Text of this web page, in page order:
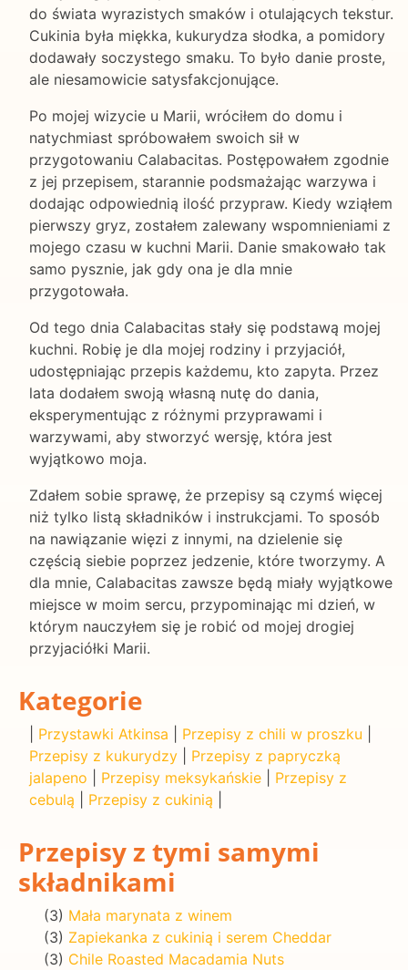
do świata wyrazistych smaków i otulających tekstur.
Cukinia była miękka, kukurydza słodka, a pomidory
dodawały soczystego smaku. To było danie proste,
ale niesamowicie satysfakcjonujące.
Po mojej wizycie u Marii, wróciłem do domu i
natychmiast spróbowałem swoich sił w
przygotowaniu Calabacitas. Postępowałem zgodnie
z jej przepisem, starannie podsmażając warzywa i
dodając odpowiednią ilość przypraw. Kiedy wziąłem
pierwszy gryz, zostałem zalewany wspomnieniami z
mojego czasu w kuchni Marii. Danie smakowało tak
samo pysznie, jak gdy ona je dla mnie
przygotowała.
Od tego dnia Calabacitas stały się podstawą mojej
kuchni. Robię je dla mojej rodziny i przyjaciół,
udostępniając przepis każdemu, kto zapyta. Przez
lata dodałem swoją własną nutę do dania,
eksperymentując z różnymi przyprawami i
warzywami, aby stworzyć wersję, która jest
wyjątkowo moja.
Zdałem sobie sprawę, że przepisy są czymś więcej
niż tylko listą składników i instrukcjami. To sposób
na nawiązanie więzi z innymi, na dzielenie się
częścią siebie poprzez jedzenie, które tworzymy. A
dla mnie, Calabacitas zawsze będą miały wyjątkowe
miejsce w moim sercu, przypominając mi dzień, w
którym nauczyłem się je robić od mojej drogiej
przyjaciółki Marii.
Kategorie
Przystawki Atkinsa Przepisy z chili w proszku
Przepisy z kukurydzy
Przepisy z papryczką
jalapeno
Przepisy meksykańskie
Przepisy z
cebulą
Przepisy z cukinią
Przepisy z tymi samymi
składnikami
(3) Mała marynata z winem
(3) Zapiekanka z cukinią i serem Cheddar
(3) Chile Roasted Macadamia Nuts